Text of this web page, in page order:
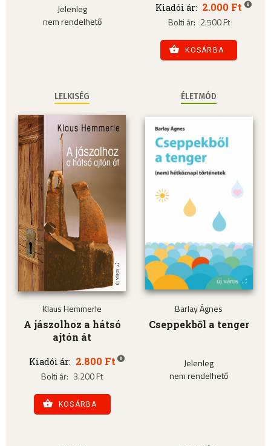
Jelenleg
nem rendelhető
Kiadói ár: 2.000 Ft
Bolti ár: 2.500 Ft
KOSÁRBA
LELKISÉG
Klaus Hemmerle
A jászolhoz a hátsó
ajtón át
Kiadói ár: 2.800 Ft
Bolti ár: 3.200 Ft
KOSÁRBA
ÉLETMÓD
Barlay Ágnes
Cseppekből a tenger
Jelenleg
nem rendelhető